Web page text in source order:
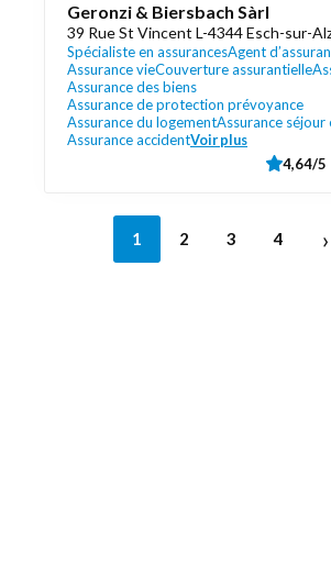
Geronzi & Biersbach Sàrl
39 Rue St Vincent L-4344 Esch-sur-
Spécialiste en assurancesAgent
Assurance vieCouverture assurantielle
Assurance des biens
Assurance de protection prévoyance
Assurance du logementAssurance séjour
Assurance accidentVoir plus
4,64/5
1 2 3 4 ›